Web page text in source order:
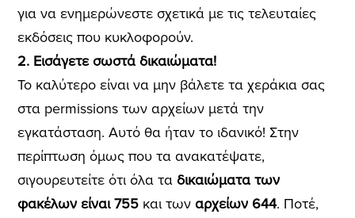
για να ενημερώνεστε σχετικά με τις τελευταίες
εκδόσεις που κυκλοφορούν.
2. Εισάγετε σωστά δικαιώματα!
Το καλύτερο είναι να μην βάλετε τα χεράκια σας
στα permissions των αρχείων μετά την
εγκατάσταση. Aυτό θα ήταν το ιδανικό! Στην
περίπτωση όμως που τα ανακατέψατε,
σιγουρευτείτε ότι όλα τα δικαιώματα των
φακέλων είναι 755και τωναρχείων 644. Ποτέ,